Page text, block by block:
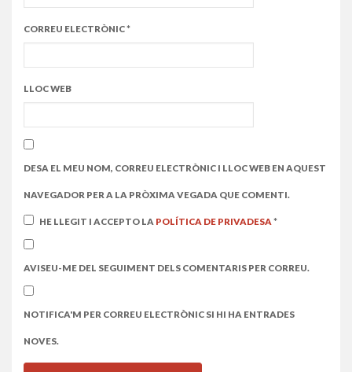
CORREU ELECTRÒNIC*
LLOC WEB
DESA EL MEU NOM, CORREU ELECTRÒNIC I LLOC WEB EN AQUEST
NAVEGADOR PER A LA PRÒXIMA VEGADA QUE COMENTI.
HE LLEGIT I ACCEPTO LA POLÍTICA DE PRIVADESA *
AVISEU-ME DEL SEGUIMENT DELS COMENTARIS PER CORREU.
NOTIFICA'M PER CORREU ELECTRÒNIC SI HI HA ENTRADES
NOVES.